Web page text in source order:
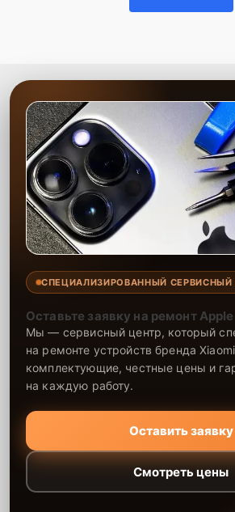
СПЕЦИАЛИЗИРОВАННЫЙ СЕРВИСНЫЙ
Оставьте заявку на ремонт Apple
Мы — сервисный центр, который
на ремонте устройств бренда
комплектующие, честные цены и
на каждую работу.
Оставить заявку
Смотреть цены